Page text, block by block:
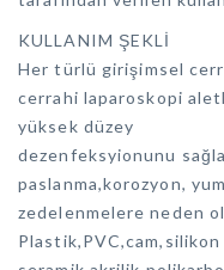
KULLANIM ŞEKLİ
Her türlü girişimsel
cerrahi laparoskopi
yüksek düzey
dezenfeksyionunu
paslanma,korozyon,
zedelenmelere neden
Plastik,PVC,cam,silikon